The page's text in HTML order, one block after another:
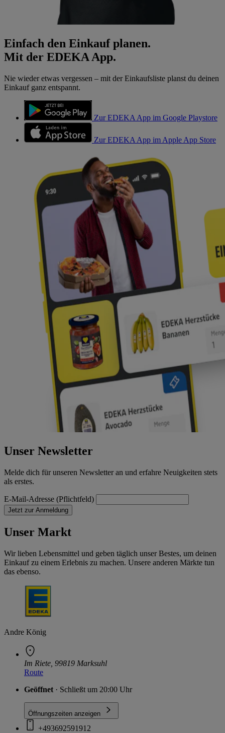
Einfach den Einkauf planen.
Mit der EDEKA App.
Nie wieder etwas vergessen – mit der Einkaufsliste planst du deinen
Einkauf ganz entspannt.
Zur EDEKA App im Google Playstore
Zur EDEKA App im Apple App Store
Unser Newsletter
Melde dich für unseren Newsletter an und erfahre Neuigkeiten stets
als erstes.
E-Mail-Adresse (Pflichtfeld)
Jetzt zur Anmeldung
Unser Markt
Wir lieben Lebensmittel und geben täglich unser Bestes, um deinen
Einkauf zu einem Erlebnis zu machen. Unsere anderen Märkte tun
das ebenso.
Andre König
Im Riete, 99819 Marksuhl
Route
Geöffnet · Schließt um 20:00 Uhr
Öffnungszeiten anzeigen
+493692591912